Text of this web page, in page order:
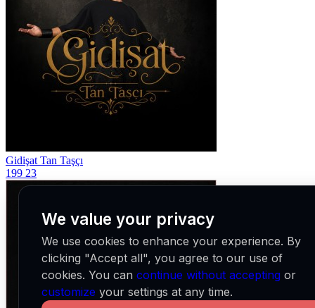
Gidişat Tan Taşçı
199 23
We value your privacy
We use cookies to enhance your experience. By
clicking "Accept all", you agree to our use of
cookies. You can continue without accepting or
customize your settings at any time.